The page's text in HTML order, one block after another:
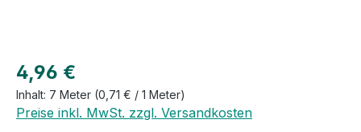
Regulärer Preis:
4,96 €
Inhalt: 7 Meter (0,71 € / 1 Meter)
Preise inkl. MwSt. zzgl. Versandkosten